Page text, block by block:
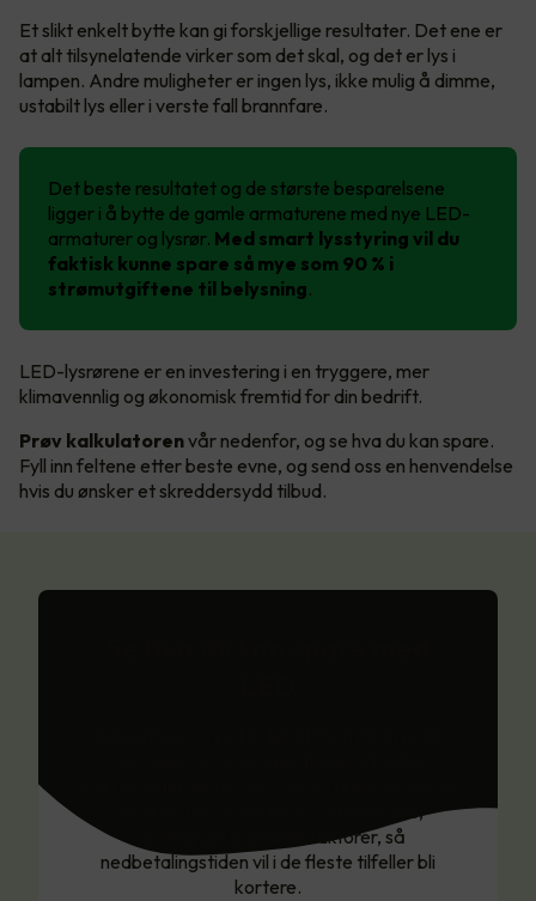
Et slikt enkelt bytte kan gi forskjellige resultater. Det ene er
at alt tilsynelatende virker som det skal, og det er lys i
lampen. Andre muligheter er ingen lys, ikke mulig å dimme,
ustabilt lys eller i verste fall brannfare.
Det beste resultatet og de største besparelsene
ligger i å bytte de gamle armaturene med nye LED-
armaturer og lysrør. Med smart lysstyring vil du
faktisk kunne spare så mye som 90 % i
strømutgiftene til belysning.
LED-lysrørene er en investering i en tryggere, mer
klimavennlig og økonomisk fremtid for din bedrift.
Prøv kalkulatorenvår nedenfor, og se hva du kan spare.
Fyll inn feltene etter beste evne, og send oss en henvendelse
hvis du ønsker et skreddersydd tilbud.
den ikke tar høyde for en rekke andre,
kostnadsbesparende faktorer, så
nedbetalingstiden vil i de fleste tilfeller bli
kortere.